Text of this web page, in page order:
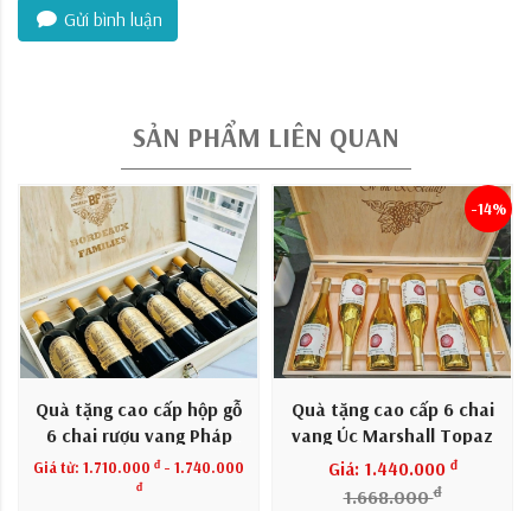
Gửi bình luận
SẢN PHẨM LIÊN QUAN
Quà tặng cao cấp hộp gỗ
6 chai rượu vang Pháp
Amelie
Giá từ: 1.710.000 đ- 1.740.000
đ
Quà tặng cao cấp 6 chai
vang Úc Marshall Topaz
Giá: 1.440.000 đ
1.668.000đ
-14%